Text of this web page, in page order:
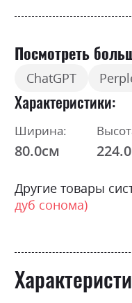
Посмотреть
ChatGPT
Характеристики
Ширина:
80.0см
Другие товары
дуб сонома)